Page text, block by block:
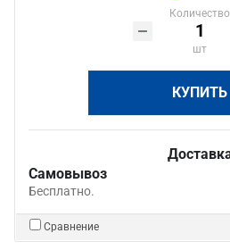
Количество
шт
КУПИТЬ
Самовывоз
Бесплатно.
Сравнение